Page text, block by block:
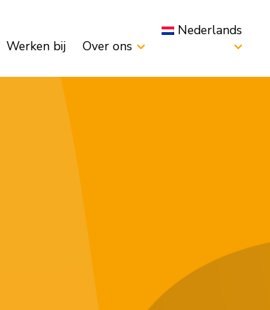
Werken bij Over ons
Nederlands